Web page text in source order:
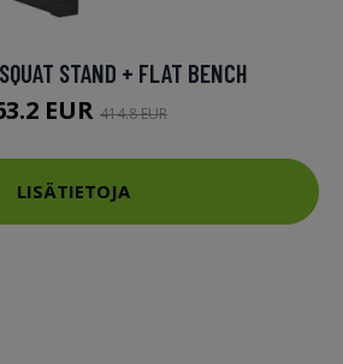
STAND + FLAT BENCH
EUR 414.8 EUR
LISÄTIETOJA